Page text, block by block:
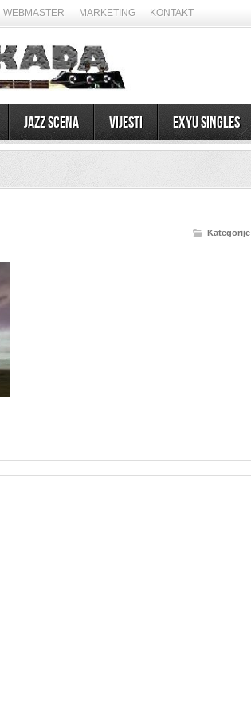
WEBMASTER MARKETING KONTAKT
Jazz scena Vijesti EXYU Singles
Kategorije